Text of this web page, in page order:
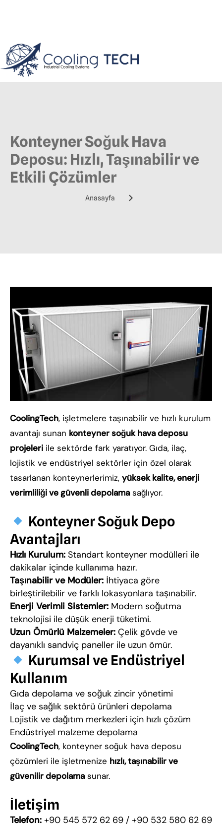
Konteyner Soğuk Hava
Deposu: Hızlı, Taşınabilir ve
Etkili Çözümler
Anasayfa
CoolingTech, işletmelere taşınabilir ve hızlı kurulum
avantajı sunan konteyner soğuk hava deposu
projeleri ile sektörde fark yaratıyor. Gıda, ilaç,
lojistik ve endüstriyel sektörler için özel olarak
tasarlanan konteynerlerimiz, yüksek kalite, enerji
verimliliği ve güvenli depolamasağlıyor.
Konteyner Soğuk Depo
Avantajları
Hızlı Kurulum: Standart konteyner modülleri ile
dakikalar içinde kullanıma hazır.
Taşınabilir ve Modüler: İhtiyaca göre
birleştirilebilir ve farklı lokasyonlara taşınabilir.
Enerji Verimli Sistemler: Modern soğutma
teknolojisi ile düşük enerji tüketimi.
Uzun Ömürlü Malzemeler: Çelik gövde ve
dayanıklı sandviç paneller ile uzun ömür.
Kurumsal ve Endüstriyel
Kullanım
Gıda depolama ve soğuk zincir yönetimi
İlaç ve sağlık sektörü ürünleri depolama
Lojistik ve dağıtım merkezleri için hızlı çözüm
Endüstriyel malzeme depolama
CoolingTech, konteyner soğuk hava deposu
çözümleri ile işletmenize hızlı, taşınabilir ve
güvenilir depolamasunar.
İletişim
Telefon: +90 545 572 62 69 / +90 532 580 62 69